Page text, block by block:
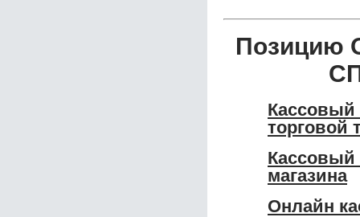
Позицию
торговой
магазина
Онлайн